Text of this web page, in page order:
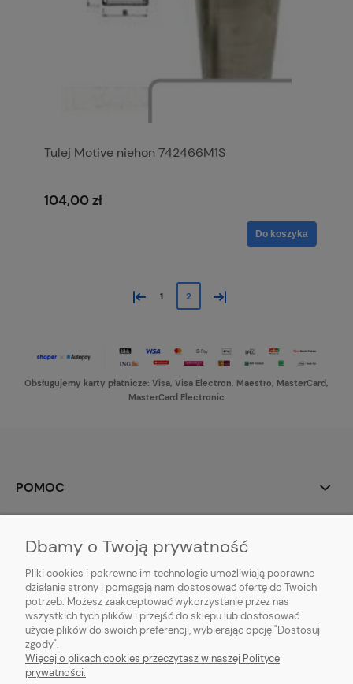
Tulej Motive niehon 742466M1S
104,00 zł
Do koszyka
« 1 2 »
Obsługujemy karty płatnicze: Visa, Visa Electron, Maestro, MasterCard,
MasterCard Electronic
POMOC
PŁATNOŚCI I DOSTAWA
INFORMACJE
O NAS
Dbamy o Twoją prywatność
Pliki cookies i pokrewne im technologie umożliwiają poprawne
działanie strony i pomagają nam dostosować ofertę do Twoich
potrzeb. Możesz zaakceptować wykorzystanie przez nas
wszystkich tych plików i przejść do sklepu lub dostosować
użycie plików do swoich preferencji, wybierając opcję "Dostosuj
zgody".
Więcej o plikach cookies przeczytasz w naszej Polityce
prywatności.